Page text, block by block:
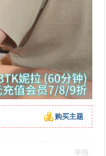
购买主题
举报